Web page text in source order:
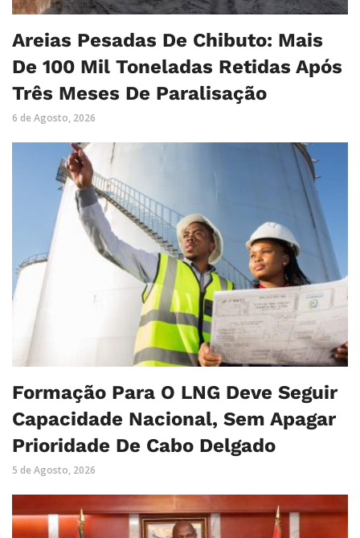
Areias Pesadas De Chibuto: Mais
De 100 Mil Toneladas Retidas Após
Três Meses De Paralisação
6 de Agosto, 2026
Formação Para O LNG Deve Seguir
Capacidade Nacional, Sem Apagar
Prioridade De Cabo Delgado
5 de Agosto, 2026